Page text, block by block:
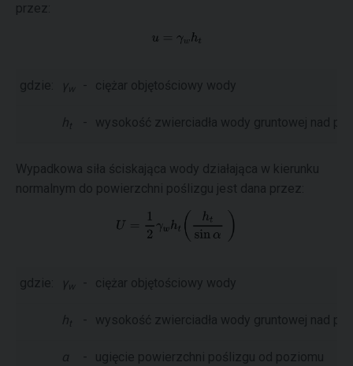
przez:
gdzie: γ w - ciężar objętościowy wody
ht - wysokość zwierciadła wody gruntowej nad
Wypadkowa siła ściskająca wody działająca w kierunku
normalnym do powierzchni poślizgu jest dana przez:
gdzie: γ w - ciężar objętościowy wody
ht - wysokość zwierciadła wody gruntowej nad
α - ugięcie powierzchni poślizgu od poziomu